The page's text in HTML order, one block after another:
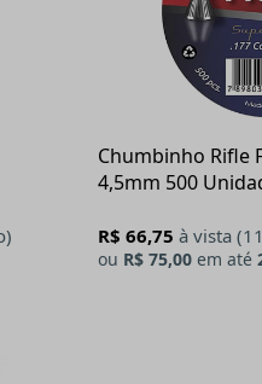
Chumbinho Rifle
4,5mm 500
R$ 66,75 à vista
ou R$ 75,00 em até